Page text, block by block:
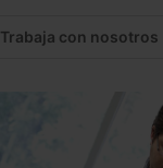
Trabaja con nosotros